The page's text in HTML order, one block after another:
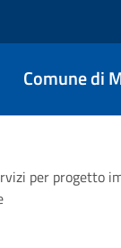
Comune di
per progetto